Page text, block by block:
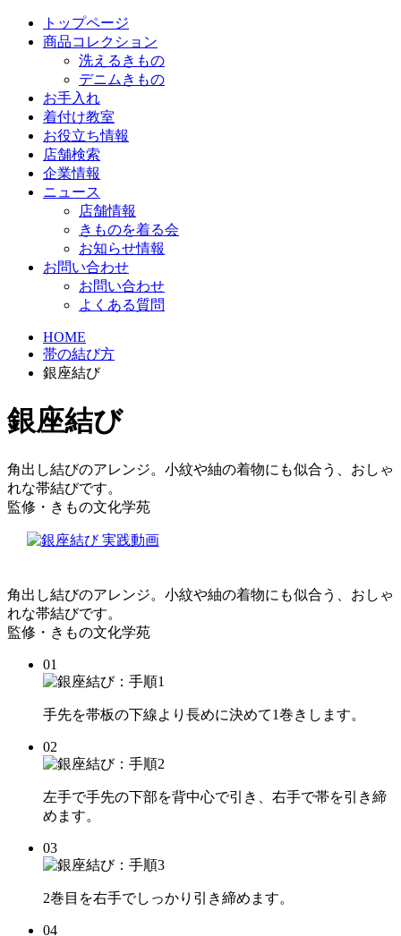
トップページ
商品コレクション
洗えるきもの
デニムきもの
お手入れ
着付け教室
お役立ち情報
店舗検索
企業情報
ニュース
店舗情報
きものを着る会
お知らせ情報
お問い合わせ
お問い合わせ
よくある質問
HOME
帯の結び方
銀座結び
銀座結び
角出し結びのアレンジ。小紋や紬の着物にも似合う、おしゃ
れな帯結びです。
監修・きもの文化学苑
角出し結びのアレンジ。小紋や紬の着物にも似合う、おしゃ
れな帯結びです。
監修・きもの文化学苑
01
手先を帯板の下線より長めに決めて1巻きします。
02
左手で手先の下部を背中心で引き、右手で帯を引き締
めます。
03
2巻目を右手でしっかり引き締めます。
04